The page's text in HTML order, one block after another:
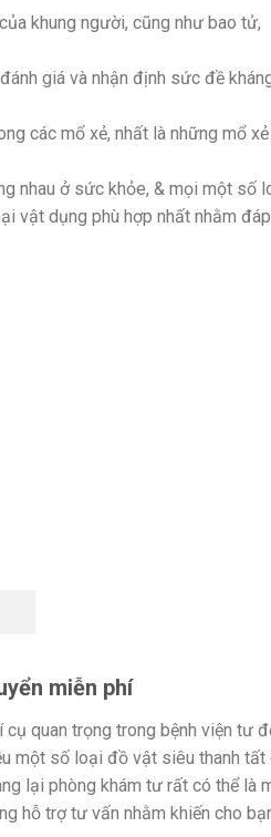
khung người, cũng như bao tử,
giá và nhận định sức đề
các mổ xẻ, nhất là những mổ xẻ
nhau ở sức khỏe, & mọi một số
vật dụng phù hợp nhất nhằm đáp
miễn phí
quan trọng trong bệnh viện tư
một số loại đồ vật siêu thanh tất
lại phòng khám tư rất có thể là
hỗ trợ tư vấn nhằm khiến cho